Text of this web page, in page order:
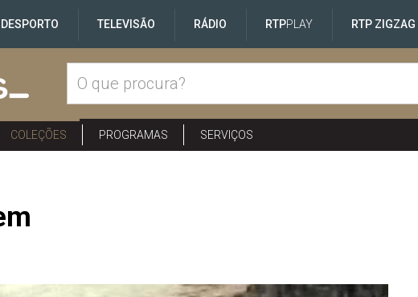
DESPORTO TELEVISÃO RÁDIO RTPPLAY RTP ZIGZAG
COLEÇÕES PROGRAMAS SERVIÇOS